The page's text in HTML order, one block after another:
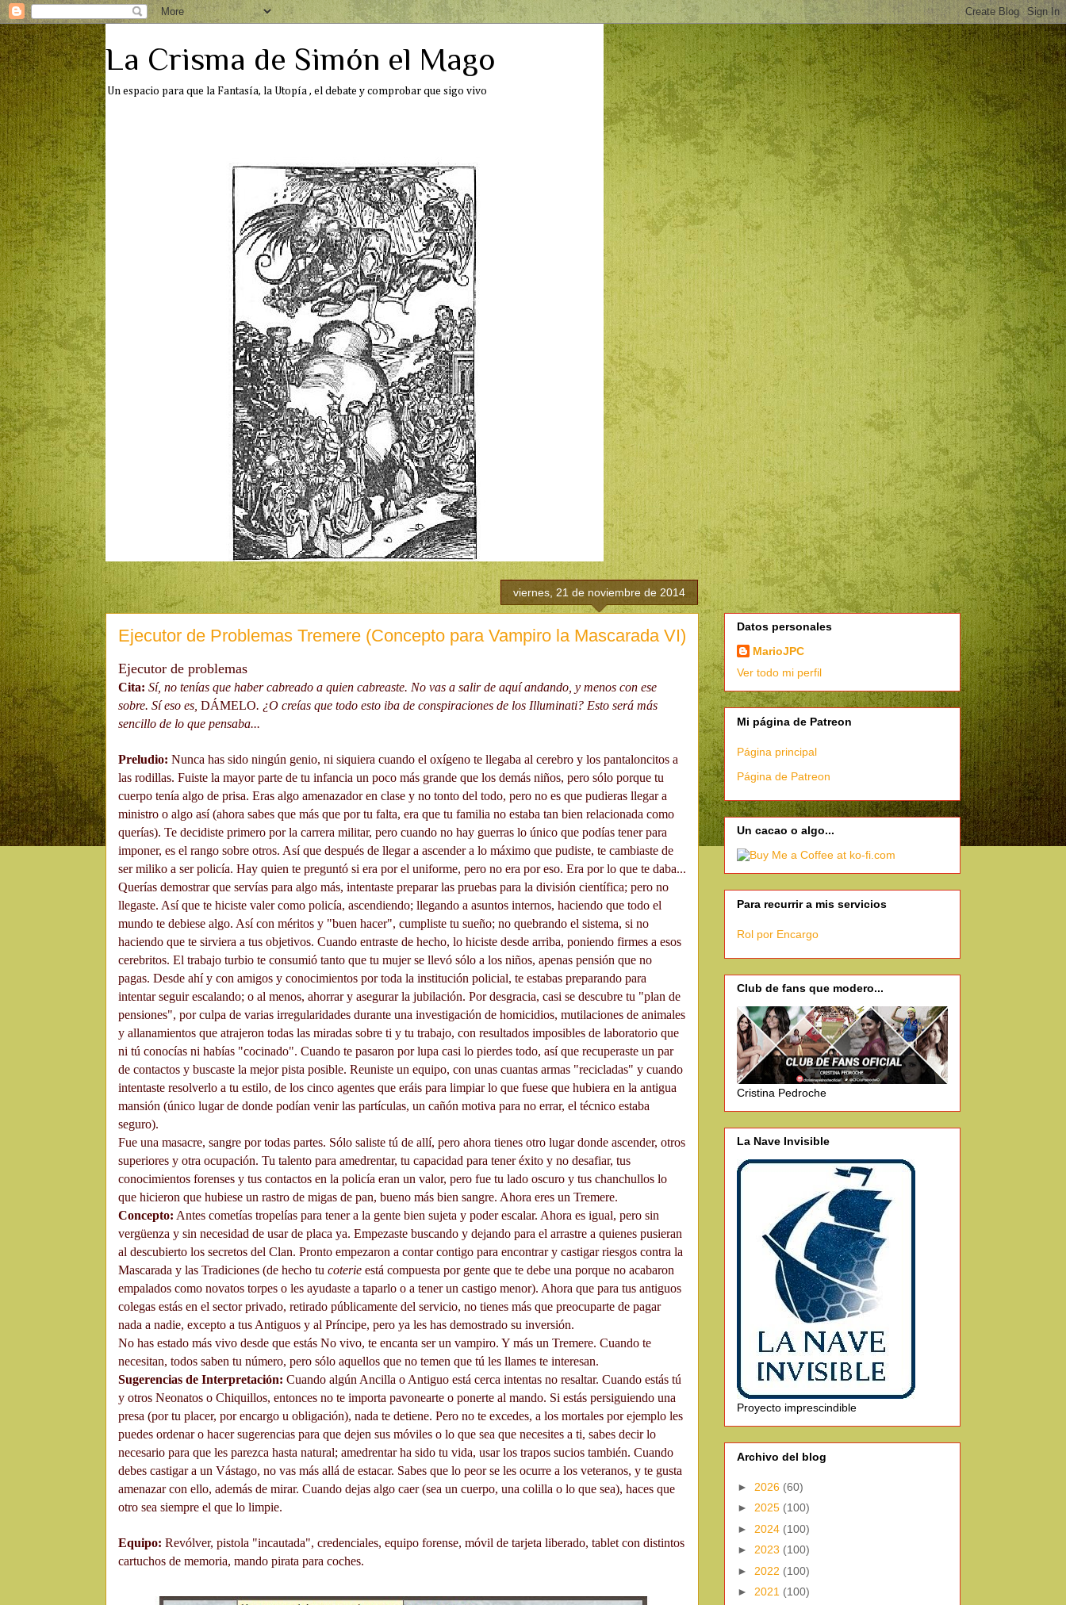
La Crisma de Simón el Mago
Un espacio para que la Fantasía, la Utopía , el debate y comprobar que sigo vivo
viernes, 21 de noviembre de 2014
Ejecutor de Problemas Tremere (Concepto para Vampiro la Mascarada VI)
Ejecutor de problemas
Cita: Sí, no tenías que haber cabreado a quien cabreaste. No vas a salir de aquí andando, y menos con ese
sobre. Sí eso es, DÁMELO. ¿O creías que todo esto iba de conspiraciones de los Illuminati? Esto será más
sencillo de lo que pensaba...
Preludio: Nunca has sido ningún genio, ni siquiera cuando el oxígeno te llegaba al cerebro y los pantaloncitos a
las rodillas. Fuiste la mayor parte de tu infancia un poco más grande que los demás niños, pero sólo porque tu
cuerpo tenía algo de prisa. Eras algo amenazador en clase y no tonto del todo, pero no es que pudieras llegar a
ministro o algo así (ahora sabes que más que por tu falta, era que tu familia no estaba tan bien relacionada como
querías). Te decidiste primero por la carrera militar, pero cuando no hay guerras lo único que podías tener para
imponer, es el rango sobre otros. Así que después de llegar a ascender a lo máximo que pudiste, te cambiaste de
ser miliko a ser policía. Hay quien te preguntó si era por el uniforme, pero no era por eso. Era por lo que te daba...
Querías demostrar que servías para algo más, intentaste preparar las pruebas para la división científica; pero no
llegaste. Así que te hiciste valer como policía, ascendiendo; llegando a asuntos internos, haciendo que todo el
mundo te debiese algo. Así con méritos y "buen hacer", cumpliste tu sueño; no quebrando el sistema, si no
haciendo que te sirviera a tus objetivos. Cuando entraste de hecho, lo hiciste desde arriba, poniendo firmes a esos
cerebritos. El trabajo turbio te consumió tanto que tu mujer se llevó sólo a los niños, apenas pensión que no
pagas. Desde ahí y con amigos y conocimientos por toda la institución policial, te estabas preparando para
intentar seguir escalando; o al menos, ahorrar y asegurar la jubilación. Por desgracia, casi se descubre tu "plan de
pensiones", por culpa de varias irregularidades durante una investigación de homicidios, mutilaciones de animales
y allanamientos que atrajeron todas las miradas sobre ti y tu trabajo, con resultados imposibles de laboratorio que
ni tú conocías ni habías "cocinado". Cuando te pasaron por lupa casi lo pierdes todo, así que recuperaste un par
de contactos y buscaste la mejor pista posible. Reuniste un equipo, con unas cuantas armas "recicladas" y cuando
intentaste resolverlo a tu estilo, de los cinco agentes que eráis para limpiar lo que fuese que hubiera en la antigua
mansión (único lugar de donde podían venir las partículas, un cañón motiva para no errar, el técnico estaba
seguro).
Fue una masacre, sangre por todas partes. Sólo saliste tú de allí, pero ahora tienes otro lugar donde ascender, otros
superiores y otra ocupación. Tu talento para amedrentar, tu capacidad para tener éxito y no desafiar, tus
conocimientos forenses y tus contactos en la policía eran un valor, pero fue tu lado oscuro y tus chanchullos lo
que hicieron que hubiese un rastro de migas de pan, bueno más bien sangre. Ahora eres un Tremere.
Concepto: Antes cometías tropelías para tener a la gente bien sujeta y poder escalar. Ahora es igual, pero sin
vergüenza y sin necesidad de usar de placa ya. Empezaste buscando y dejando para el arrastre a quienes pusieran
al descubierto los secretos del Clan. Pronto empezaron a contar contigo para encontrar y castigar riesgos contra la
Mascarada y las Tradiciones (de hecho tu coterie está compuesta por gente que te debe una porque no acabaron
empalados como novatos torpes o les ayudaste a taparlo o a tener un castigo menor). Ahora que para tus antiguos
colegas estás en el sector privado, retirado públicamente del servicio, no tienes más que preocuparte de pagar
nada a nadie, excepto a tus Antiguos y al Príncipe, pero ya les has demostrado su inversión.
No has estado más vivo desde que estás No vivo, te encanta ser un vampiro. Y más un Tremere. Cuando te
necesitan, todos saben tu número, pero sólo aquellos que no temen que tú les llames te interesan.
Sugerencias de Interpretación: Cuando algún Ancilla o Antiguo está cerca intentas no resaltar. Cuando estás tú
y otros Neonatos o Chiquillos, entonces no te importa pavonearte o ponerte al mando. Si estás persiguiendo una
presa (por tu placer, por encargo u obligación), nada te detiene. Pero no te excedes, a los mortales por ejemplo les
puedes ordenar o hacer sugerencias para que dejen sus móviles o lo que sea que necesites a ti, sabes decir lo
necesario para que les parezca hasta natural; amedrentar ha sido tu vida, usar los trapos sucios también. Cuando
debes castigar a un Vástago, no vas más allá de estacar. Sabes que lo peor se les ocurre a los veteranos, y te gusta
amenazar con ello, además de mirar. Cuando dejas algo caer (sea un cuerpo, una colilla o lo que sea), haces que
otro sea siempre el que lo limpie.
Equipo: Revólver, pistola "incautada", credenciales, equipo forense, móvil de tarjeta liberado, tablet con distintos
cartuchos de memoria, mando pirata para coches.
Datos personales
MarioJPC
Ver todo mi perfil
Mi página de Patreon
Página principal
Página de Patreon
Un cacao o algo...
Para recurrir a mis servicios
Rol por Encargo
Club de fans que modero...
Cristina Pedroche
La Nave Invisible
Proyecto imprescindible
Archivo del blog
► 2026 (60)
► 2025 (100)
► 2024 (100)
► 2023 (100)
► 2022 (100)
► 2021 (100)